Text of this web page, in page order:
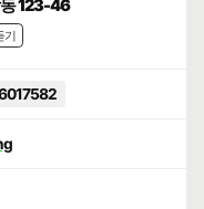
123-46
기